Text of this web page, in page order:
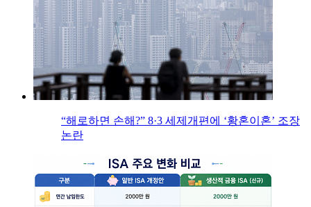
“해로하면 손해?” 8·3 세제개편에 ‘황혼이혼’ 조장
논란